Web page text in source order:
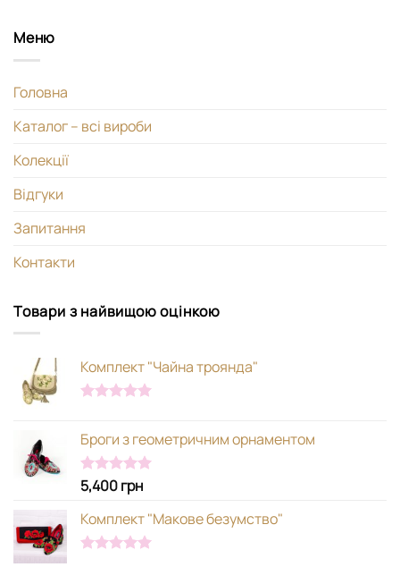
Меню
Головна
Каталог – всі вироби
Колекції
Відгуки
Запитання
Контакти
Товари з найвищою оцінкою
Комплект "Чайна троянда"
Броги з геометричним орнаментом
Оцінено в
з 5
5,400грн
Комплект "Макове безумство"